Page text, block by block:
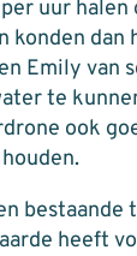
uur halen
konden
Emily van
te
ook
heeft